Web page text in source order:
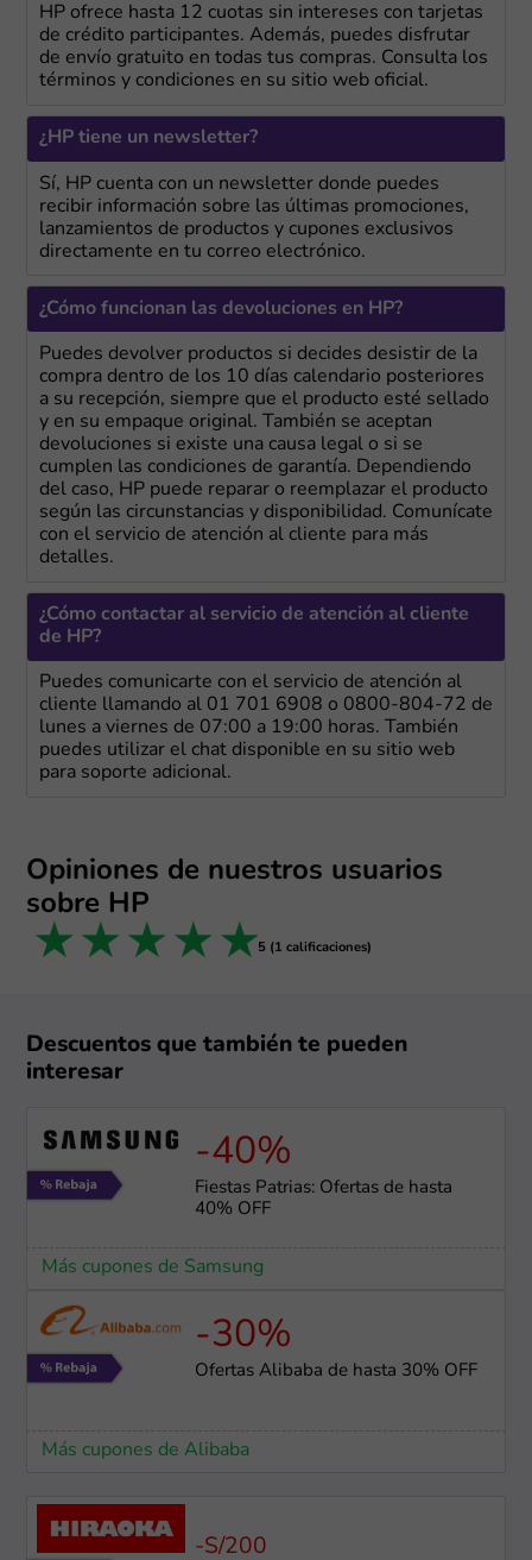
HP ofrece hasta 12 cuotas sin intereses con tarjetas
de crédito participantes. Además, puedes disfrutar
de envío gratuito en todas tus compras. Consulta los
términos y condiciones en su sitio web oficial.
¿HP tiene un newsletter?
Sí, HP cuenta con un newsletter donde puedes
recibir información sobre las últimas promociones,
lanzamientos de productos y cupones exclusivos
directamente en tu correo electrónico.
¿Cómo funcionan las devoluciones en HP?
Puedes devolver productos si decides desistir de la
compra dentro de los 10 días calendario posteriores
a su recepción, siempre que el producto esté sellado
y en su empaque original. También se aceptan
devoluciones si existe una causa legal o si se
cumplen las condiciones de garantía. Dependiendo
del caso, HP puede reparar o reemplazar el producto
según las circunstancias y disponibilidad. Comunícate
con el servicio de atención al cliente para más
detalles.
¿Cómo contactar al servicio de atención al cliente
de HP?
Puedes comunicarte con el servicio de atención al
cliente llamando al 01 701 6908 o 0800-804-72 de
lunes a viernes de 07:00 a 19:00 horas. También
puedes utilizar el chat disponible en su sitio web
para soporte adicional.
Opiniones de nuestros usuarios
sobre HP
5 stars
4 stars
3 stars
2 stars
1 star 5 (1 calificaciones)
Descuentos que también te pueden
interesar
-40%
Fiestas Patrias: Ofertas de hasta
40% OFF
Más cupones de Samsung
-30%
Ofertas Alibaba de hasta 30% OFF
Más cupones de Alibaba
-S/200